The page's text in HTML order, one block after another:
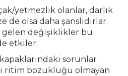
yetmezlik olanlar, darlık
de olsa daha şanslıdırlar.
gelen değişiklikler bu
etkiler.
sorunlar
ritim bozukluğu olmayan